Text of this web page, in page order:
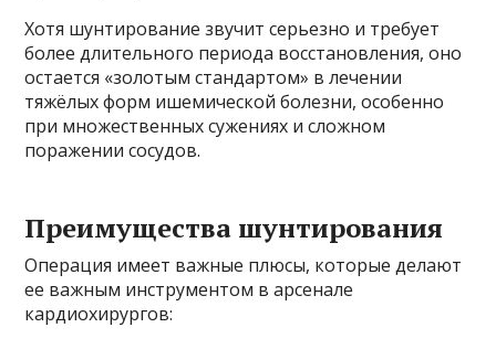
Хотя шунтирование звучит серьезно и требует
более длительного периода восстановления, оно
остается «золотым стандартом» в лечении
тяжёлых форм ишемической болезни, особенно
при множественных сужениях и сложном
поражении сосудов.
Преимущества шунтирования
Операция имеет важные плюсы, которые делают
ее важным инструментом в арсенале
кардиохирургов: